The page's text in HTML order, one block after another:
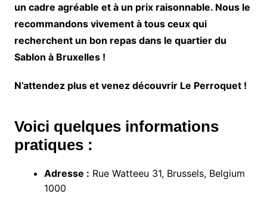
un cadre agréable et à un prix raisonnable. Nous le
recommandons vivement à tous ceux qui
recherchent un bon repas dans le quartier du
Sablon à Bruxelles !
N’attendez plus et venez découvrir Le Perroquet !
Voici quelques informations
pratiques :
Adresse : Rue Watteeu 31, Brussels, Belgium
1000